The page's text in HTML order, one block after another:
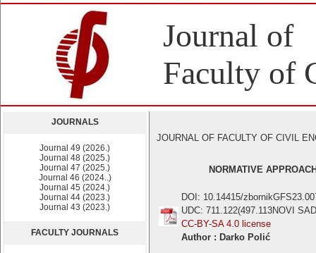
Journal of
Faculty of
JOURNALS
Journal 49 (2026.)
Journal 48 (2025.)
Journal 47 (2025.)
Journal 46 (2024..)
Journal 45 (2024.)
Journal 44 (2023.)
Journal 43 (2023.)
FACULTY JOURNALS
JOURNAL OF FACULTY OF CIVIL
NORMATIVE
DOI: 10.14415/
UDC: 711.122(497.113NOVI
CC-BY-SA 4.0 license
Author : Darko Polić